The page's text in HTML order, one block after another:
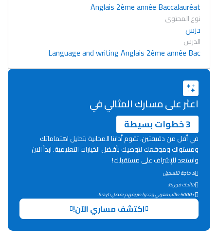
التعليم الثانوي التأهيلي
Collège au Maroc
Anglais 2ème année Baccalauréat
نوع المحتوى
درس
الدرس
Language and writing Anglais 2ème année Bac
اعثر على مسارك المثالي في
3 خطوات بسيطة
في أقل من دقيقتين، تقوم أداتنا المجانية بتحليل اهتماماتك
ومستواك وموقعك لتوصيك بأفضل الخيارات التعليمية. ابدأ الآن
واستعد للإشراف على مستقبلك!
لا حاجة للتسجيل
نتائجك فورية!
+5000 طالب مغربي وجدوا طريقهم بفضل 9rayti.
اكتشف مساري الآن!